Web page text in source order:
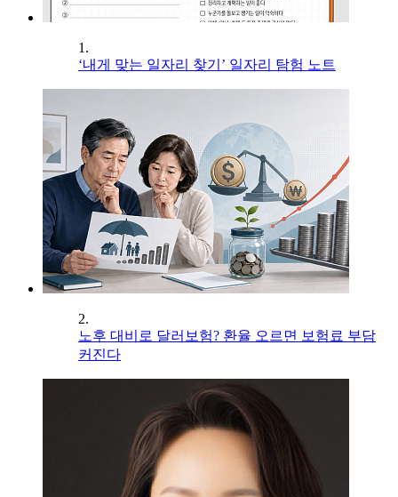
1.
‘내게 맞는 일자리 찾기’ 일자리 탐험 노트
2.
노후 대비로 달러보험? 환율 오르면 보험료 부담
커진다